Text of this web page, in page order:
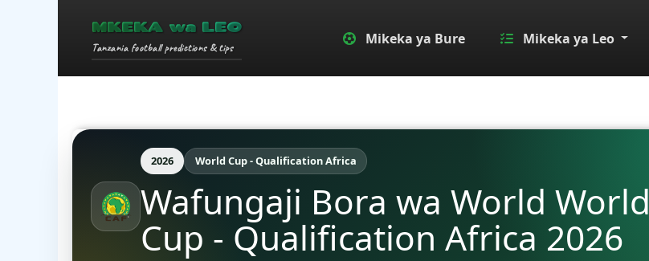
MKEKA wa LEO
Tanzania football predictions & tips
Mikeka ya Bure Mikeka ya Leo
2026 World Cup - Qualification Africa
Wafungaji Bora wa World World
Cup - Qualification Africa 2026